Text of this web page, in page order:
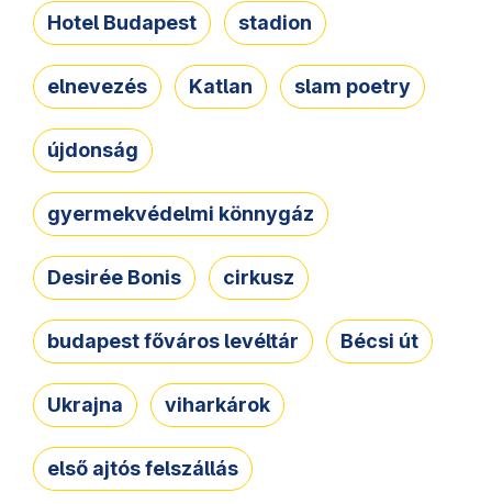
Hotel Budapest stadion
elnevezés Katlan slam poetry
újdonság
gyermekvédelmi könnygáz
Desirée Bonis cirkusz
budapest főváros levéltár Bécsi út
Ukrajna viharkárok
első ajtós felszállás